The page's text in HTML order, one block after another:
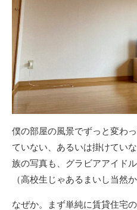
僕の部屋の風景でずっと変わ
ていない、あるいは掛けてい
族の写真も、グラビアアイド
（高校生じゃあるまいし当然
なぜか。まず単純に賃貸住宅